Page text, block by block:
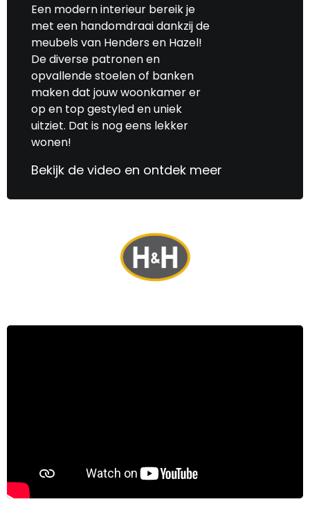
Een modern interieur bereik je
met een handomdraai dankzij de
meubels van Henders en Hazel!
De diverse patronen en
opvallende stoelen of banken
maken dat jouw woonkamer er
op en top gestyled en uniek
uitziet. Dat is nog eens lekker
wonen!
Bekijk de video en ontdek meer